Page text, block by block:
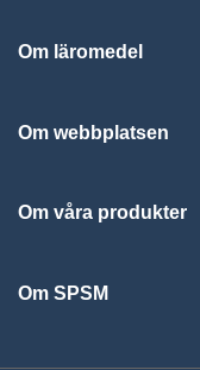
Om läromedel
Om webbplatsen
Om våra produkter
Om SPSM